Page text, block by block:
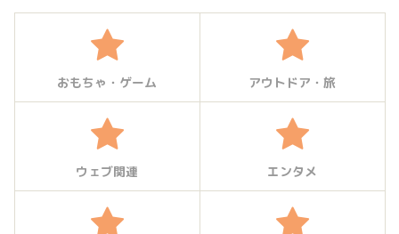
おもちゃ・ゲーム アウトドア・旅
ウェブ関連 エンタメ